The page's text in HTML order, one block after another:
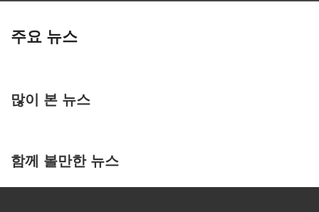
주요 뉴스
많이 본 뉴스
함께 볼만한 뉴스